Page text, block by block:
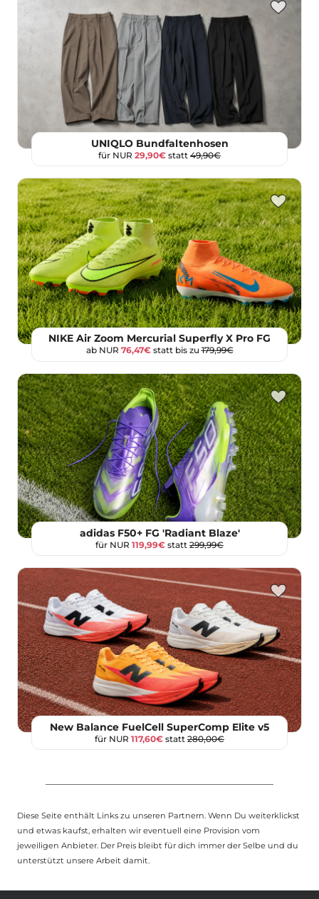
UNIQLO Bundfaltenhosen
für NUR 29,90€ statt 49,90€
NIKE Air Zoom Mercurial Superfly X Pro FG
ab NUR 76,47€statt bis zu179,99€
adidas F50+ FG 'Radiant Blaze'
für NUR 119,99€ statt 299,99€
New Balance FuelCell SuperComp Elite v5
für NUR 117,60€ statt 280,00€
Diese Seite enthält Links zu unseren Partnern. Wenn Du weiterklickst
und etwas kaufst, erhalten wir eventuell eine Provision vom
jeweiligen Anbieter. Der Preis bleibt für dich immer der Selbe und du
unterstützt unsere Arbeit damit.